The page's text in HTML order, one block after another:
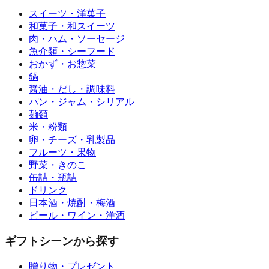
スイーツ・洋菓子
和菓子・和スイーツ
肉・ハム・ソーセージ
魚介類・シーフード
おかず・お惣菜
鍋
醤油・だし・調味料
パン・ジャム・シリアル
麺類
米・粉類
卵・チーズ・乳製品
フルーツ・果物
野菜・きのこ
缶詰・瓶詰
ドリンク
日本酒・焼酎・梅酒
ビール・ワイン・洋酒
ギフトシーンから探す
贈り物・プレゼント